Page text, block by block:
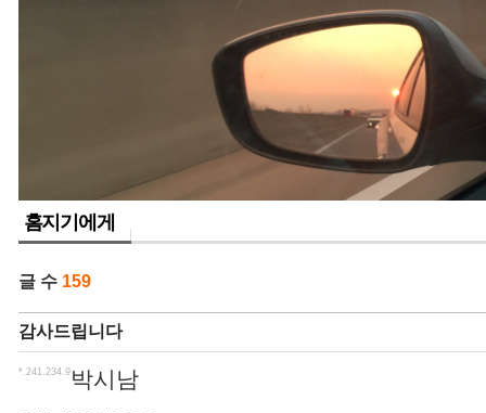
홈지기에게
글 수 159
감사드립니다
박시남
*.241.234.9